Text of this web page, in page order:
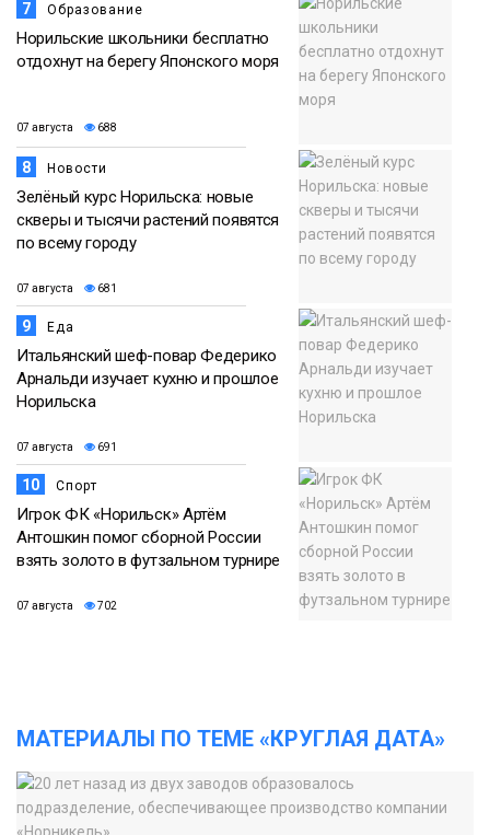
7 Образование
Норильские школьники бесплатно
отдохнут на берегу Японского моря
07 августа 688
8 Новости
Зелёный курс Норильска: новые
скверы и тысячи растений появятся
по всему городу
07 августа 681
9 Еда
Итальянский шеф-повар Федерико
Арнальди изучает кухню и прошлое
Норильска
07 августа 691
10 Спорт
Игрок ФК «Норильск» Артём
Антошкин помог сборной России
взять золото в футзальном турнире
07 августа 702
МАТЕРИАЛЫ ПО ТЕМЕ «КРУГЛАЯ ДАТА»